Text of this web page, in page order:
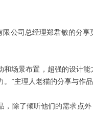
公司总经理郑君敏的分
和场景布置，超强的设计
”主理人老猫的分享与作
，除了倾听他们的需求点